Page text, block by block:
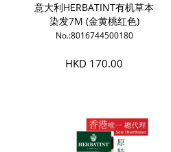
意大利HERBATINT有机草本
染发7M (金黄桃红色)
No.:8016744500180
HKD 170.00